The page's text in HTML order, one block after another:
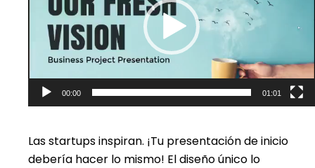
00:00 01:01
Las startups inspiran. ¡Tu presentación de inicio
debería hacer lo mismo! El diseño único lo